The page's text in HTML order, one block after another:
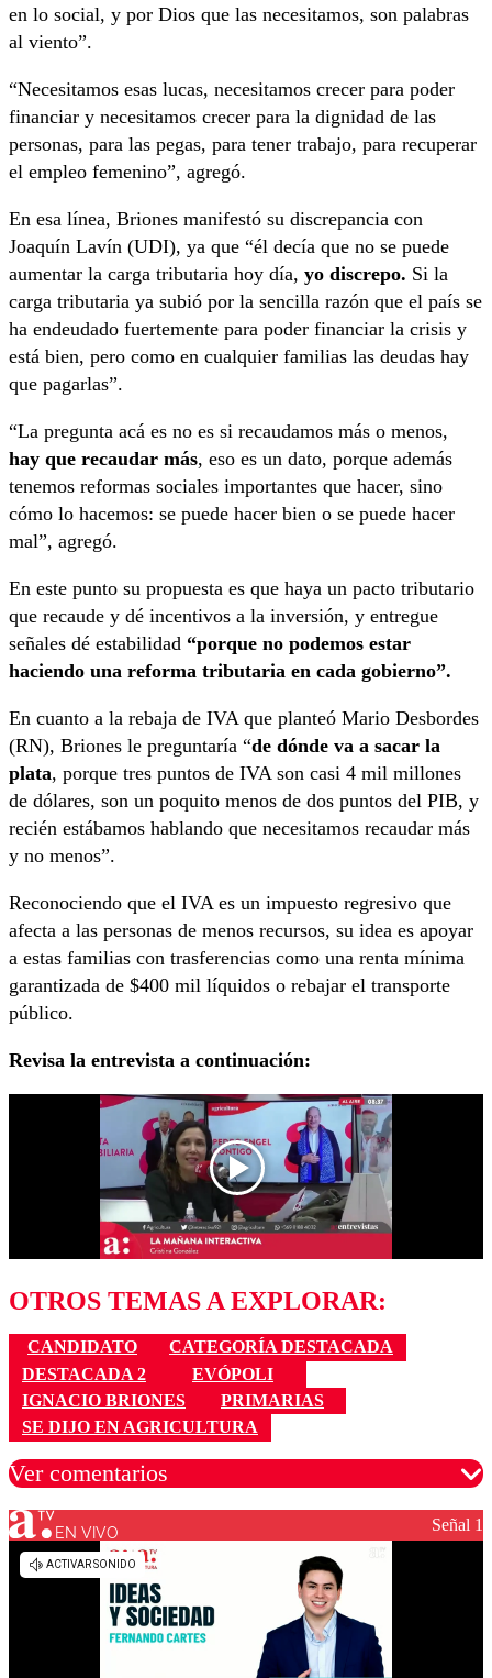
en lo social, y por Dios que las necesitamos, son palabras
al viento”.
“Necesitamos esas lucas, necesitamos crecer para poder
financiar y necesitamos crecer para la dignidad de las
personas, para las pegas, para tener trabajo, para recuperar
el empleo femenino”, agregó.
En esa línea, Briones manifestó su discrepancia con
Joaquín Lavín (UDI), ya que “él decía que no se puede
aumentar la carga tributaria hoy día, yo discrepo. Si la
carga tributaria ya subió por la sencilla razón que el país se
ha endeudado fuertemente para poder financiar la crisis y
está bien, pero como en cualquier familias las deudas hay
que pagarlas”.
“La pregunta acá es no es si recaudamos más o menos,
hay que recaudar más, eso es un dato, porque además
tenemos reformas sociales importantes que hacer, sino
cómo lo hacemos: se puede hacer bien o se puede hacer
mal”, agregó.
En este punto su propuesta es que haya un pacto tributario
que recaude y dé incentivos a la inversión, y entregue
señales dé estabilidad “porque no podemos estar
haciendo una reforma tributaria en cada gobierno”.
En cuanto a la rebaja de IVA que planteó Mario Desbordes
(RN), Briones le preguntaría “de dónde va a sacar la
plata, porque tres puntos de IVA son casi 4 mil millones
de dólares, son un poquito menos de dos puntos del PIB, y
recién estábamos hablando que necesitamos recaudar más
y no menos”.
Reconociendo que el IVA es un impuesto regresivo que
afecta a las personas de menos recursos, su idea es apoyar
a estas familias con trasferencias como una renta mínima
garantizada de $400 mil líquidos o rebajar el transporte
público.
Revisa la entrevista a continuación:
OTROS TEMAS A EXPLORAR:
CANDIDATO
CATEGORÍA DESTACADA
DESTACADA 2
EVÓPOLI
IGNACIO BRIONES
PRIMARIAS
SE DIJO EN AGRICULTURA
Ver comentarios
Los comentarios son moderados para garantizar un
diálogo respetuoso.
EN VIVO Señal 1